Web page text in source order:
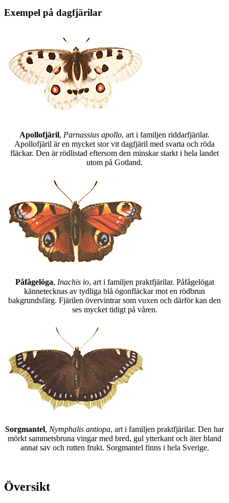
Exempel på dagfjärilar
Apollofjäril, Parnassius apollo, art i familjen riddarfjärilar.
Apollofjäril är en mycket stor vit dagfjäril med svarta och röda
fläckar. Den är rödlistad eftersom den minskar starkt i hela landet
utom på Gotland.
Påfågelöga, Inachis io, art i familjen praktfjärilar. Påfågelögat
kännetecknas av tydliga blå ögonfläckar mot en rödbrun
bakgrundsfärg. Fjärilen övervintrar som vuxen och därför kan den
ses mycket tidigt på våren.
Sorgmantel, Nymphalis antiopa, art i familjen praktfjärilar. Den har
mörkt sammetsbruna vingar med bred, gul ytterkant och äter bland
annat sav och rutten frukt. Sorgmantel finns i hela Sverige.
Översikt